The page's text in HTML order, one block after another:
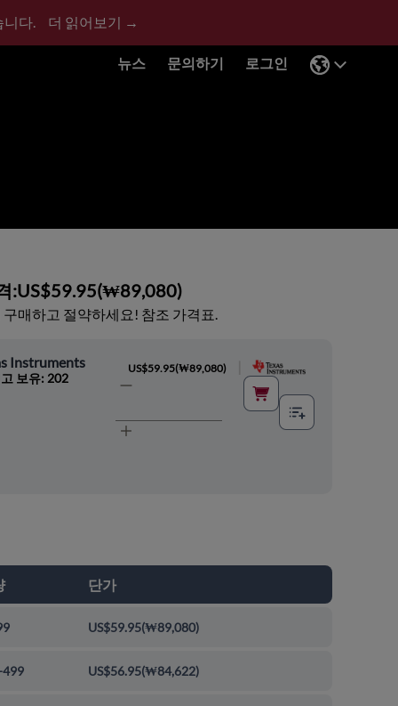
니다. 더 읽어보기 →
뉴스 문의하기 로그인
:US$59.95(₩89,080)
구매하고 절약하세요! 참조 가격표.
Instruments
보유: 202
US$59.95(₩89,080)
단가
US$59.95(₩89,080)
499 US$56.95(₩84,622)